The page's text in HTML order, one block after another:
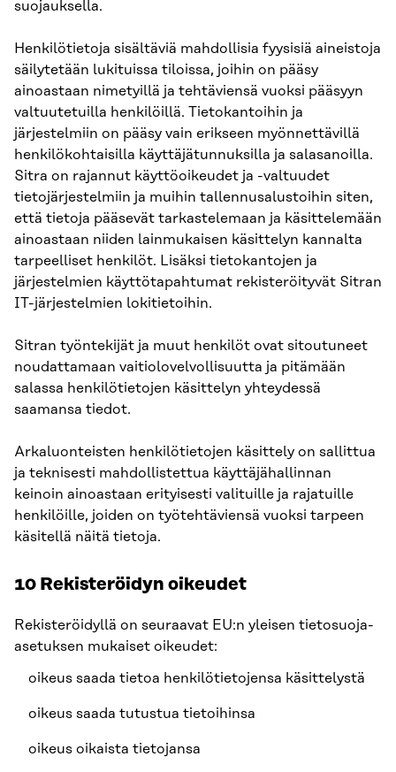
suojauksella.
Henkilötietoja sisältäviä mahdollisia fyysisiä aineistoja
säilytetään lukituissa tiloissa, joihin on pääsy
ainoastaan nimetyillä ja tehtäviensä vuoksi pääsyyn
valtuutetuilla henkilöillä. Tietokantoihin ja
järjestelmiin on pääsy vain erikseen myönnettävillä
henkilökohtaisilla käyttäjätunnuksilla ja salasanoilla.
Sitra on rajannut käyttöoikeudet ja -valtuudet
tietojärjestelmiin ja muihin tallennusalustoihin siten,
että tietoja pääsevät tarkastelemaan ja käsittelemään
ainoastaan niiden lainmukaisen käsittelyn kannalta
tarpeelliset henkilöt. Lisäksi tietokantojen ja
järjestelmien käyttötapahtumat rekisteröityvät Sitran
IT-järjestelmien lokitietoihin.
Sitran työntekijät ja muut henkilöt ovat sitoutuneet
noudattamaan vaitiolovelvollisuutta ja pitämään
salassa henkilötietojen käsittelyn yhteydessä
saamansa tiedot.
Arkaluonteisten henkilötietojen käsittely on sallittua
ja teknisesti mahdollistettua käyttäjähallinnan
keinoin ainoastaan erityisesti valituille ja rajatuille
henkilöille, joiden on työtehtäviensä vuoksi tarpeen
käsitellä näitä tietoja.
10 Rekisteröidyn oikeudet
Rekisteröidyllä on seuraavat EU:n yleisen tietosuoja-
asetuksen mukaiset oikeudet:
oikeus saada tietoa henkilötietojensa käsittelystä
oikeus saada tutustua tietoihinsa
oikeus oikaista tietojansa